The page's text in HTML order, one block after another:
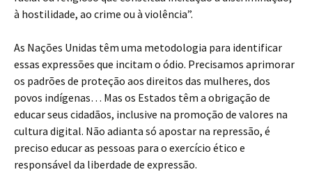
à hostilidade, ao crime ou à violência”.
As Nações Unidas têm uma metodologia para identificar
essas expressões que incitam o ódio. Precisamos aprimorar
os padrões de proteção aos direitos das mulheres, dos
povos indígenas… Mas os Estados têm a obrigação de
educar seus cidadãos, inclusive na promoção de valores na
cultura digital. Não adianta só apostar na repressão, é
preciso educar as pessoas para o exercício ético e
responsável da liberdade de expressão.